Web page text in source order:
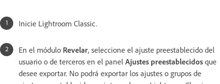
Inicie Lightroom Classic.
En el módulo Revelar, seleccione el ajuste preestablecido del
usuario o de terceros en el panel Ajustes preestablecidos que
desee exportar. No podrá exportar los ajustes o grupos de